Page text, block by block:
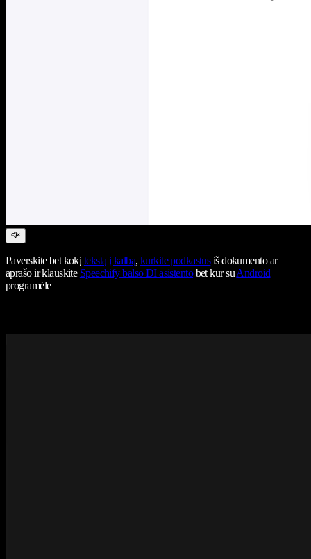
Paverskite bet kokįtekstą į kalbą, kurkite podkastusiš dokumento ar
aprašo ir klauskite Speechify balso DI asistentobet kur suAndroid
programėle